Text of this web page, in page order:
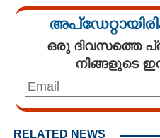
ഒരു ദിവസത്തെ
നിങ്ങളുടെ
RELATED NEWS